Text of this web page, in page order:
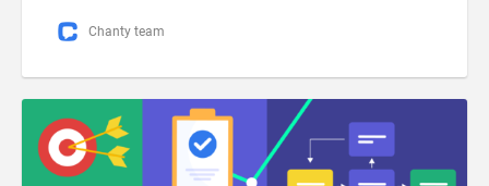
Chanty team